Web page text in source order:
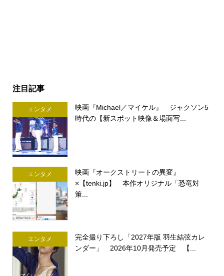
注目記事
エンタメ
映画『Michael／マイケル』 ジャクソン5
時代の【新スポット映像＆場面写...
エンタメ
映画『オークストリートの異変』
×【tenki.jp】 本作オリジナル「恐竜対
策...
エンタメ
完全撮り下ろし「2027年版 羽生結弦カレ
ンダー」 2026年10月発売予定 【...